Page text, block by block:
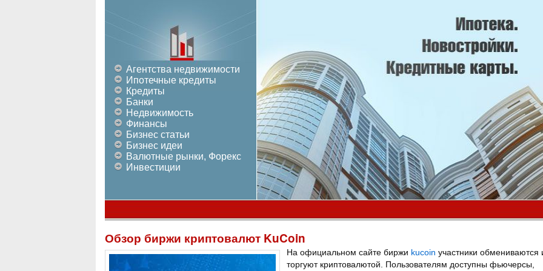
Агентства недвижимости
Ипотечные кредиты
Кредиты
Банки
Недвижимость
Финансы
Бизнес статьи
Бизнес идеи
Валютные рынки, Форекс
Инвестиции
Обзор биржи криптовалют KuCoin
На официальном сайте биржи kucoin участники обмениваются
торгуют криптовалютой. Пользователям доступны фьючерсы,